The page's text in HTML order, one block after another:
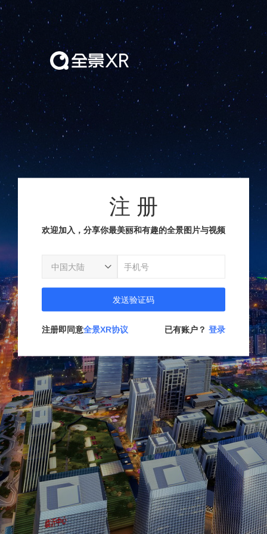
注 册
欢迎加入，分享你最美丽和有趣的全景图片与视频
发送验证码
注册即同意全景XR协议 已有账户？ 登录